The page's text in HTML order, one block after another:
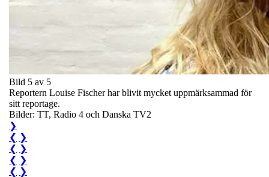
Bild 5 av 5
Reportern Louise Fischer har blivit mycket uppmärksammad för
sitt reportage.
Bilder: TT, Radio 4 och Danska TV2
❯
❮ ❯
❮ ❯
❮ ❯
❮ ❯